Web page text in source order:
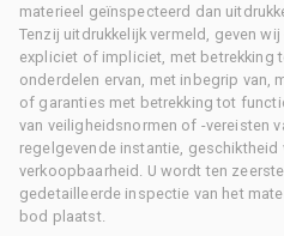
materieel geïnspecteerd dan
Tenzij uitdrukkelijk vermeld, geven
expliciet of impliciet, met betrekking
onderdelen ervan, met inbegrip van,
of garanties met betrekking tot
van veiligheidsnormen of -vereisten
regelgevende instantie,
verkoopbaarheid. U wordt ten
gedetailleerde inspectie van het
bod plaatst.